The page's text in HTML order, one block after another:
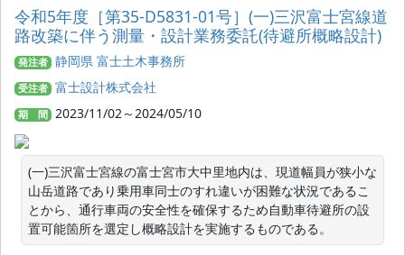
令和5年度［第35-D5831-01号］(一)三沢富士宮線道
路改築に伴う測量・設計業務委託(待避所概略設計)
発注者 静岡県 富士土木事務所
受注者 富士設計株式会社
期 間 2023/11/02～2024/05/10
(一)三沢富士宮線の富士宮市大中里地内は、現道幅員が狭小な
山岳道路であり乗用車同士のすれ違いが困難な状況であるこ
とから、通行車両の安全性を確保するため自動車待避所の設
置可能箇所を選定し概略設計を実施するものである。